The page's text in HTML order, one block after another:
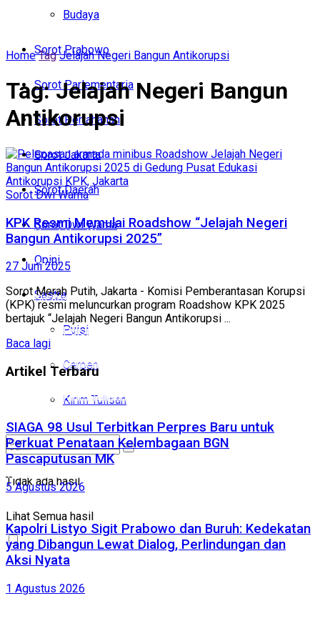
Budaya
Sorot Prabowo
Sorot Parlementaria
Sorot Pertahanan
Sorot Jakarta
Sorot Daerah
Sorot Dwi Warna
Opini
Sastra
Puisi
Cerpen
Kirim Tulisan
Tidak ada hasil
Lihat Semua hasil
Sorot Parlementaria
Sorot Pertahanan
Sorot Jakarta
Sorot Daerah
Sorot Dwi Warna
Opini
Sastra
Puisi
Cerpen
Kirim Tulisan
Tidak ada hasil
Home Tag Jelajah Negeri Bangun Antikorupsi
Tag:Jelajah Negeri Bangun
Antikorupsi
Sorot Dwi Warna
KPK Resmi Memulai Roadshow “Jelajah Negeri
Bangun Antikorupsi 2025”
27 Juni 2025
Sorot Merah Putih, Jakarta - Komisi Pemberantasan Korupsi
(KPK) resmi meluncurkan program Roadshow KPK 2025
bertajuk “Jelajah Negeri Bangun Antikorupsi ...
Baca lagi
Artikel Terbaru
SIAGA 98 Usul Terbitkan Perpres Baru untuk
Perkuat Penataan Kelembagaan BGN
Pascaputusan MK
5 Agustus 2026
Kapolri Listyo Sigit Prabowo dan Buruh: Kedekatan
yang Dibangun Lewat Dialog, Perlindungan dan
Aksi Nyata
1 Agustus 2026